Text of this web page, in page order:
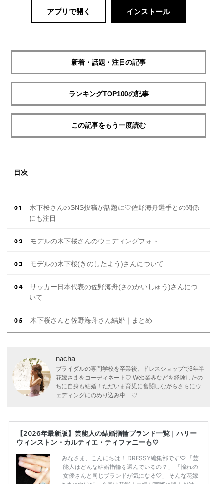
アプリで開く インストール
新着・話題・注目の記事
ランキングTOP100の記事
この記事をもう一度読む
目次
木下桜さんのSNS投稿が話題に♡佐野海舟選手との関係
にも注目
モデルの木下桜さんのウェディングフォト
モデルの木下桜(きのしたよう)さんについて
サッカー日本代表の佐野海舟(さのかいしゅう)さんにつ
いて
木下桜さんと佐野海舟さん結婚｜まとめ
nacha
ブライダルの専門学校を卒業後、ドレスショップで3年半
花嫁さまをコーディネート♡ Web業界などを経験したの
ちに自身も結婚！ただいま育児に奮闘しながらさらにウ
ェディングにのめり込み中…♡
【2026年最新版】芸能人の結婚指輪ブランド一覧｜ハリー
ウィンストン・カルティエ・ティファニーも♡
みなさま、こんにちは！ DRESSY編集部です♡ 「芸
能人はどんな結婚指輪を選んでいるの？」 「憧れの
女優さんと同じブランドが気になる♡」 そんな花嫁